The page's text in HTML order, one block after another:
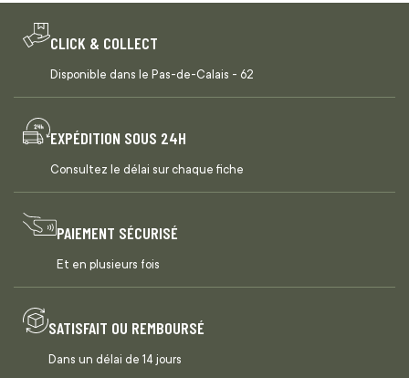
CLICK & COLLECT
Disponible dans le Pas-de-Calais - 62
EXPÉDITION SOUS 24H
Consultez le délai sur chaque fiche
PAIEMENT SÉCURISÉ
Et en plusieurs fois
SATISFAIT OU REMBOURSÉ
Dans un délai de 14 jours